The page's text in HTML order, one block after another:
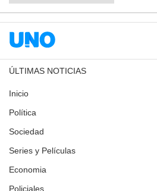
ÚLTIMAS NOTICIAS
Inicio
Política
Sociedad
Series y Películas
Economia
Policiales